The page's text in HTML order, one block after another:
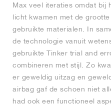
Max veel iteraties omdat bij
licht kwamen met de
gebruikte materialen. In
de technologie vanuit
gebruikte Tinker trial and
combineren met stijl. Zo
er geweldig uitzag en
airbag gaf de schoen niet
had ook een functioneel